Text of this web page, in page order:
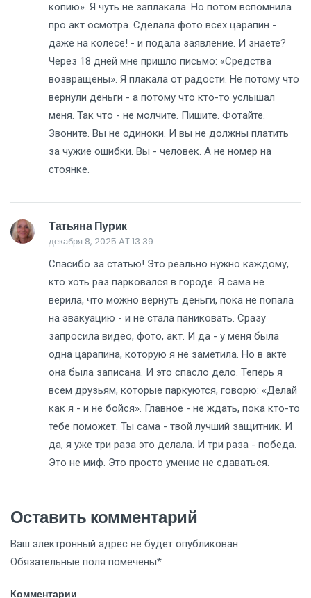
копию». Я чуть не заплакала. Но потом вспомнила
про акт осмотра. Сделала фото всех царапин -
даже на колесе! - и подала заявление. И знаете?
Через 18 дней мне пришло письмо: «Средства
возвращены». Я плакала от радости. Не потому что
вернули деньги - а потому что кто-то услышал
меня. Так что - не молчите. Пишите. Фотайте.
Звоните. Вы не одиноки. И вы не должны платить
за чужие ошибки. Вы - человек. А не номер на
стоянке.
Татьяна Пурик
декабря 8, 2025 AT 13:39
Спасибо за статью! Это реально нужно каждому,
кто хоть раз парковался в городе. Я сама не
верила, что можно вернуть деньги, пока не попала
на эвакуацию - и не стала паниковать. Сразу
запросила видео, фото, акт. И да - у меня была
одна царапина, которую я не заметила. Но в акте
она была записана. И это спасло дело. Теперь я
всем друзьям, которые паркуются, говорю: «Делай
как я - и не бойся». Главное - не ждать, пока кто-то
тебе поможет. Ты сама - твой лучший защитник. И
да, я уже три раза это делала. И три раза - победа.
Это не миф. Это просто умение не сдаваться.
Оставить комментарий
Ваш электронный адрес не будет опубликован.
Обязательные поля помечены*
Комментарии